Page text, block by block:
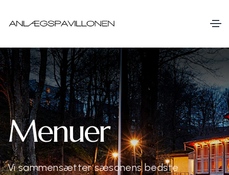
Menuer
Vi sammensætter sæsonens bedste